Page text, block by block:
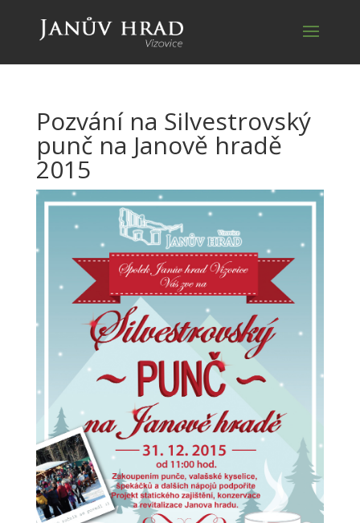
Pozvání na Silvestrovský
punč na Janově hradě
2015